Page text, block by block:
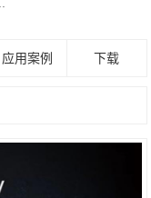
应用案例 下载